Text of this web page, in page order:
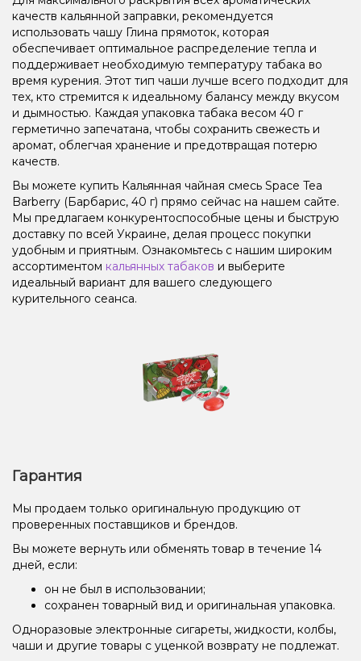
качеств кальянной заправки, рекомендуется
использовать чашу Глина прямоток, которая
обеспечивает оптимальное распределение тепла и
поддерживает необходимую температуру табака во
время курения. Этот тип чаши лучше всего подходит для
тех, кто стремится к идеальному балансу между вкусом
и дымностью. Каждая упаковка табака весом 40 г
герметично запечатана, чтобы сохранить свежесть и
аромат, облегчая хранение и предотвращая потерю
качеств.
Вы можете купить Кальянная чайная смесь Space Tea
Barberry (Барбарис, 40 г) прямо сейчас на нашем сайте.
Мы предлагаем конкурентоспособные цены и быструю
доставку по всей Украине, делая процесс покупки
удобным и приятным. Ознакомьтесь с нашим широким
ассортиментом кальянных табаков и выберите
идеальный вариант для вашего следующего
курительного сеанса.
Гарантия
Мы продаем только оригинальную продукцию от
проверенных поставщиков и брендов.
Вы можете вернуть или обменять товар в течение 14
дней, если:
он не был в использовании;
сохранен товарный вид и оригинальная упаковка.
Одноразовые электронные сигареты, жидкости, колбы,
чаши и другие товары с уценкой возврату не подлежат.